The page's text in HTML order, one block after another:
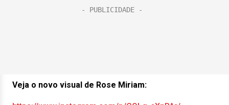
Veja o novo visual de Rose Miriam: